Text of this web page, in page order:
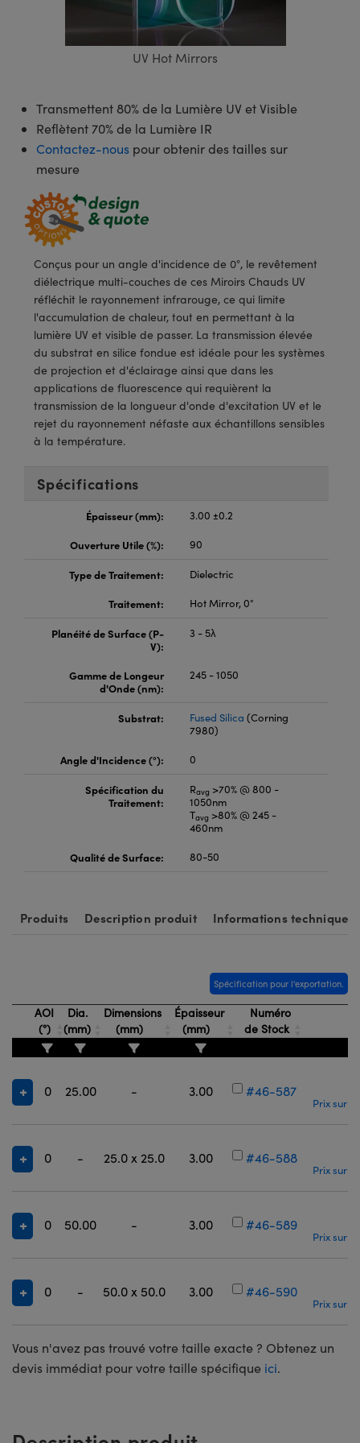
Optiques de SCHOTT
Optiques Traités par
Ionique
Diffractifs (DOE)
Optiques
Microscopie Laser
Laser
: Optomécanique
de Microscopie
la Microscopie
Microscope
Modulaires Zoom
la Microscopie
Micromètres
de Microscopie
ou Coupleurs
de Poche ou à Mesure Directe
: Microscopie
Vision Labs
®
et Composants
pour Caméras
: Caméras
: Test et Détection
: Laboratoire et
par cohérence optique
Development Systems
Optical
Optiques Lightpath
Labs™
de Série: Test et Détection
: Laboratoire ou
UV Hot Mirrors
Transmettent 80% de la Lumière UV et Visible
Reflètent 70% de la Lumière IR
Contactez-nous pour obtenir des tailles sur
mesure
Conçus pour un angle d'incidence de 0°, le revêtement
diélectrique multi-couches de ces Miroirs Chauds UV
réfléchit le rayonnement infrarouge, ce qui limite
l'accumulation de chaleur, tout en permettant à la
lumière UV et visible de passer. La transmission élevée
du substrat en silice fondue est idéale pour les systèmes
de projection et d'éclairage ainsi que dans les
applications de fluorescence qui requièrent la
transmission de la longueur d'onde d'excitation UV et le
rejet du rayonnement néfaste aux échantillons sensibles
à la température.
Spécifications
Épaisseur (mm):
3.00 ±0.2
Ouverture Utile (%):
90
Type de Traitement:
Dielectric
Traitement:
Hot Mirror, 0°
Planéité de Surface (P-
V):
3 - 5λ
Gamme de Longeur
d'Onde (nm):
245 - 1050
Substrat: Fused Silica (Corning
7980)
Angle d'Incidence (°):
0
Spécification du
Traitement:
Ravg >70% @ 800 -
1050nm
Tavg >80% @ 245 -
460nm
Qualité de Surface:
80-50
Produits Description produit Informations techniques
Spécification pour l'exportation.
AOI
(°)
Dia.
(mm)
Dimensions
(mm)
Épaisseur
(mm)
Numéro
de Stock
0 25.00 - 3.00 #46-587
Prix sur
0 - 25.0 x 25.0 3.00 #46-588
Prix sur
0 50.00 - 3.00 #46-589
Prix sur
0 - 50.0 x 50.0 3.00 #46-590
Prix sur
Vous n'avez pas trouvé votre taille exacte ? Obtenez un
devis immédiat pour votre taille spécifique ici.